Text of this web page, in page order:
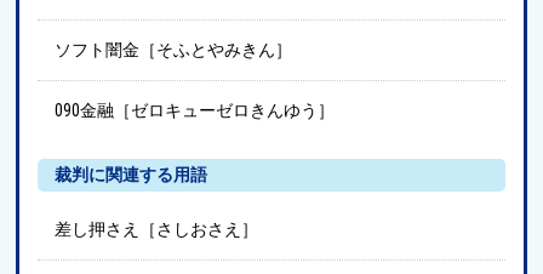
ソフト闇金［そふとやみきん］
090金融［ゼロキューゼロきんゆう］
裁判に関連する用語
差し押さえ［さしおさえ］